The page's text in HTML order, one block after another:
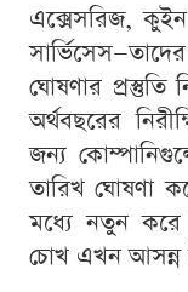
এক্সেসরিজ,
ঘোষণার
অর্থবছরের
জন্য
তারিখ ঘোষণা
মধ্যে নতুন করে
চোখ এখন আসন্ন